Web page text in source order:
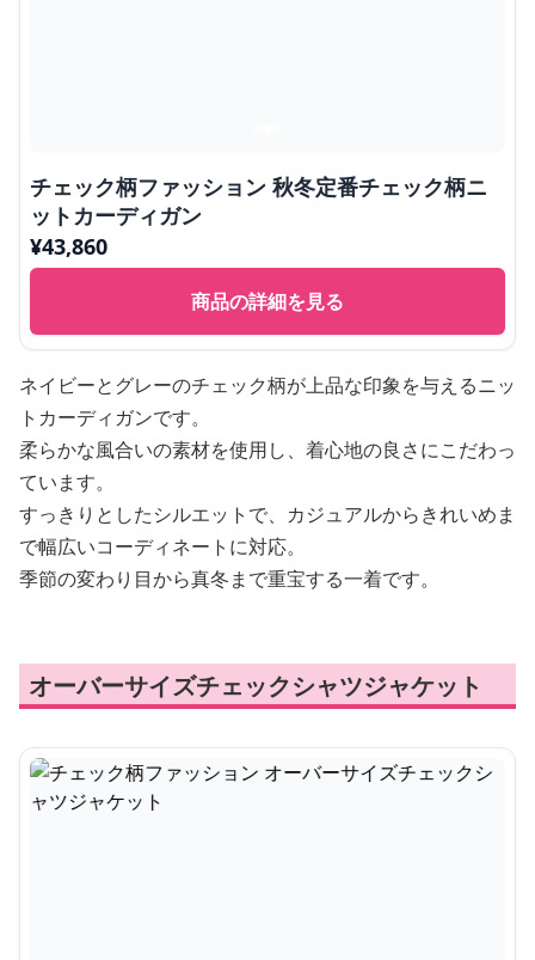
チェック柄ファッション 秋冬定番チェック柄ニ
ットカーディガン
¥43,860
商品の詳細を見る
ネイビーとグレーのチェック柄が上品な印象を与えるニッ
トカーディガンです。
柔らかな風合いの素材を使用し、着心地の良さにこだわっ
ています。
すっきりとしたシルエットで、カジュアルからきれいめま
で幅広いコーディネートに対応。
季節の変わり目から真冬まで重宝する一着です。
オーバーサイズチェックシャツジャケット